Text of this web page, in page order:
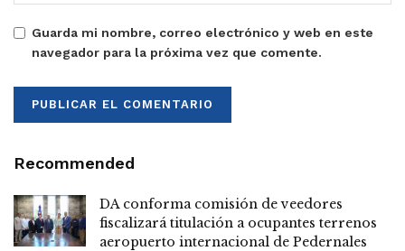
Guarda mi nombre, correo electrónico y web en este
navegador para la próxima vez que comente.
Recommended
DA conforma comisión de veedores
fiscalizará titulación a ocupantes terrenos
aeropuerto internacional de Pedernales